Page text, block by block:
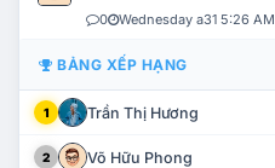
0 Wednesday a31 5:26 AM
BẢNG XẾP HẠNG
1 Trần Thị Hương
2 Võ Hữu Phong